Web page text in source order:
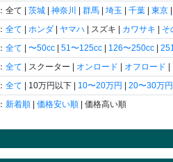
：全て | 茨城 神奈川 群馬 埼玉 千葉 東京
： 全て ホンダ ヤマハ | スズキ | カワサキ そ
： 全て 〜50cc 51〜125cc 126〜250cc
： 全て | スクーター | オンロード オフロード
： 全て | 10万円以下 | 10〜20万円 20〜30万円
： 新着順 価格安い順 | 価格高い順